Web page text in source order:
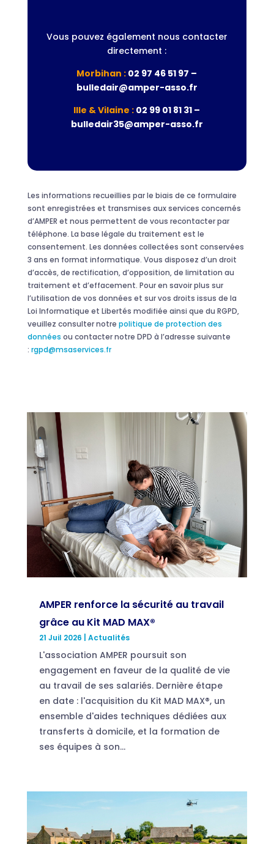
Vous pouvez également nous contacter
directement :
Morbihan : 02 97 46 51 97 –
bulledair@amper-asso.fr
Ille & Vilaine : 02 99 01 81 31 –
bulledair35@amper-asso.fr
Les informations recueillies par le biais de ce formulaire
sont enregistrées et transmises aux services concernés
d’AMPER et nous permettent de vous recontacter par
téléphone. La base légale du traitement est le
consentement. Les données collectées sont conservées
3 ans en format informatique. Vous disposez d’un droit
d’accès, de rectification, d’opposition, de limitation au
traitement et d’effacement. Pour en savoir plus sur
l’utilisation de vos données et sur vos droits issus de la
Loi Informatique et Libertés modifiée ainsi que du RGPD,
veuillez consulter notre politique de protection des
données ou contacter notre DPD à l’adresse suivante
: rgpd@msaservices.fr
AMPER renforce la sécurité au travail
grâce au Kit MAD MAX®
21 Juil 2026 Actualités
L'association AMPER poursuit son
engagement en faveur de la qualité de vie
au travail de ses salariés. Dernière étape
en date : l'acquisition du Kit MAD MAX®, un
ensemble d'aides techniques dédiées aux
transferts à domicile, et la formation de
ses équipes à son...